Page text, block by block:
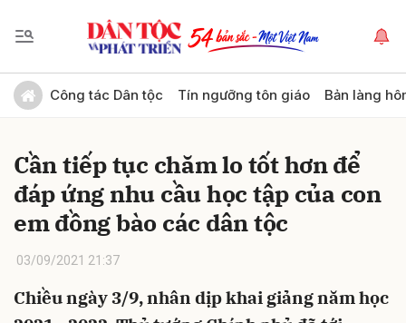
Công tác Dân tộc Tín ngưỡng tôn giáo Bản làng
Cần tiếp tục chăm lo tốt hơn để
đáp ứng nhu cầu học tập của con
em đồng bào các dân tộc
03/09/2021 21:37
Chiều ngày 3/9, nhân dịp khai giảng năm học
Gửi bình luận